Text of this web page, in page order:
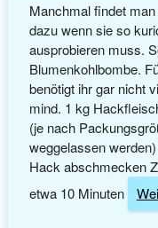
Manchmal findet
dazu wenn sie so
ausprobieren muss.
Blumenkohlbombe.
benötigt ihr gar nicht
mind. 1 kg
(je nach
weggelassen
Hack abschmecken
etwa 10 Minuten